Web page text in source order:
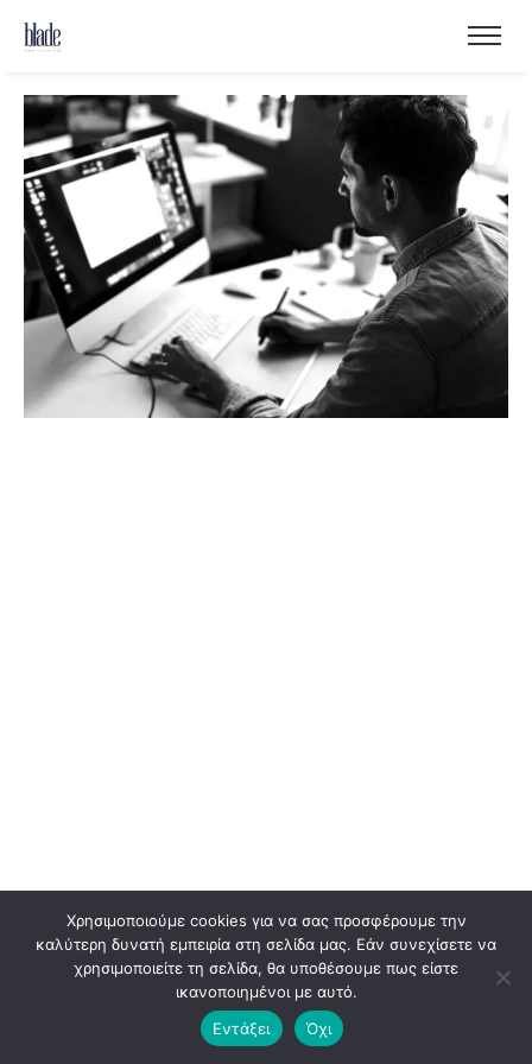
© 2026 BLADEADV. ALL RIGHTS RESERVED. PREMIUM BRANDING & DESIGN
AGENCY.
Χρησιμοποιούμε cookies για να σας προσφέρουμε την
καλύτερη δυνατή εμπειρία στη σελίδα μας. Εάν συνεχίσετε να
χρησιμοποιείτε τη σελίδα, θα υποθέσουμε πως είστε
ικανοποιημένοι με αυτό.
Εντάξει
Όχι